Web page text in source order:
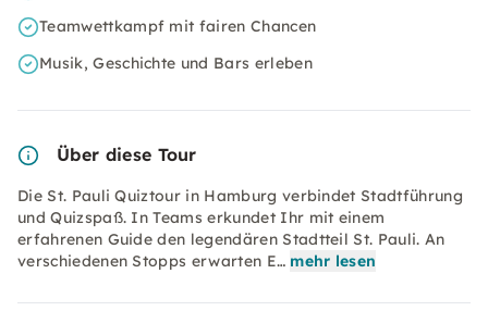
Teamwettkampf mit fairen Chancen
Musik, Geschichte und Bars erleben
Über diese Tour
Die St. Pauli Quiztour in Hamburg verbindet Stadtführung
und Quizspaß. In Teams erkundet Ihr mit einem
erfahrenen Guide den legendären Stadtteil St. Pauli. An
verschiedenen Stopps erwarten E… mehr lesen